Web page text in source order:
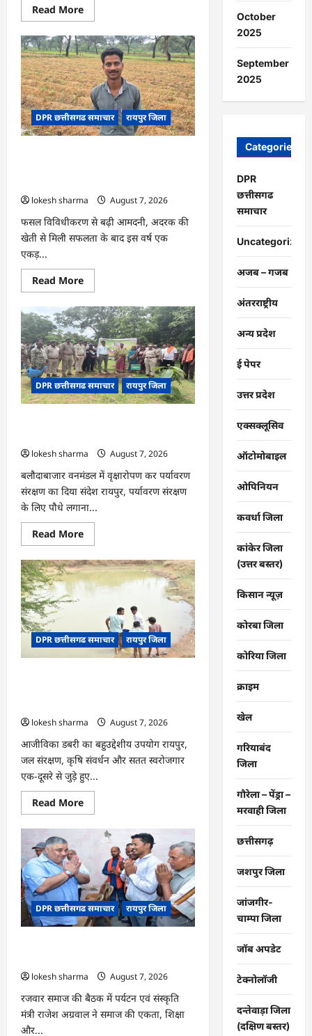
Read MoreRead
more
CG
:
गेंदे
की
खेती
से
कुमारी
चंद्राकर
ने
बढ़ाई
अपनी
DPR छत्तीसगढ समाचार रायपुर जिला
lokesh sharma
August 7, 2026
फसल विविधीकरण से बढ़ी आमदनी, अदरक की
खेती से मिली सफलता के बाद इस वर्ष एक
एकड़...
Read MoreRead
more
CG
:
धान
के
साथ
अदरक
की
खेती
ने
बदली
किसान
से
लाखों
का
मुनाफा
DPR छत्तीसगढ समाचार रायपुर जिला
lokesh sharma
August 7, 2026
बलौदाबाजार वनमंडल में वृक्षारोपण कर पर्यावरण
संरक्षण का दिया संदेश रायपुर, पर्यावरण संरक्षण
के लिए पौधे लगाना...
Read MoreRead
more
CG
:
वन
महोत्सव
माँ
के
नाम’
अभियान
DPR छत्तीसगढ समाचार रायपुर जिला
lokesh sharma
August 7, 2026
आजीविका डबरी का बहुउद्देशीय उपयोग रायपुर,
जल संरक्षण, कृषि संवर्धन और सतत स्वरोजगार
एक-दूसरे से जुड़े हुए...
Read MoreRead
more
CG
संरक्षण
से
बदला
जीवन
:
धमतरी
के
भोथापारा
आर्थिक
का
नया
आधार
DPR छत्तीसगढ समाचार रायपुर जिला
lokesh sharma
August 7, 2026
रजवार समाज की बैठक में पर्यटन एवं संस्कृति
मंत्री राजेश अग्रवाल ने समाज की एकता, शिक्षा
और...
October
2025
September
2025
Categories
DPR
छत्तीसगढ
समाचार
Uncategorized
अजब – गजब
अंतरराष्ट्रीय
अन्य प्रदेश
ई पेपर
उत्तर प्रदेश
एक्सक्लूसिव
ऑटोमोबाइल
ओपिनियन
कवर्धा जिला
कांकेर जिला
(उत्तर बस्तर)
किसान न्यूज़
कोरबा जिला
कोरिया जिला
क्राइम
खेल
गरियाबंद
जिला
गौरेला – पेंड्रा –
मरवाही जिला
छत्तीसगढ़
जशपुर जिला
जांजगीर-
चाम्पा जिला
जॉब अपडेट
टेक्नोलॉजी
दन्तेवाड़ा जिला
(दक्षिण बस्तर)